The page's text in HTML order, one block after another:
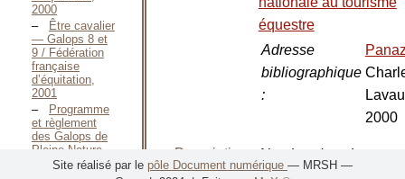
2000
Être cavalier
— Galops 8 et
9 / Fédération
française
d’équitation,
2001
Programme
et règlement
des Galops de
Pleine Nature -
3ème / Fédération
équestre
Adresse
bibliographique
:
2000
Description
matérielle
Nombre de volumes
Site réalisé par le pôle Document numérique — MRSH —